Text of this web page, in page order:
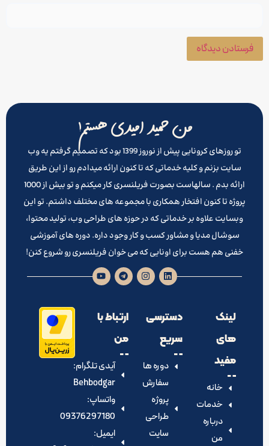
من حمید امیدی هستم!
تو روزهای کرونایی پیش از نوروز 1399 بود که تصمیم گرفتم یه وب
سایت بزنم و کلیه خدماتی که تا کنون ارائه میدادم رو از این طریق
ارائه بدم . سالهاست بصورت فریلنسری کار میکنم و تو بیش از 1000
پروژه تا کنون افتخار همکاری با مجموعه های مختلف داشتم. تو این
وبسایت علاوه بر خدماتی که در حوزه های طراحی وب، تولید محتوا،
سوشال مدیا و مشاور کسب و کار وجود داره. دوره های آموزشی
خفنی هم هست برای اونایی که می خوان فریلنسری رو شروع کنن!
لینک
های
مفید
خانه
خدمات
درباره
من
دسترسی
سریع
دوره ها
سفارش
پروژه
طراحی
سایت
ارتباط با
من
آیدی تلگرام:‌
Behbodgar
واتساپ:
09376297180
ایمیل: